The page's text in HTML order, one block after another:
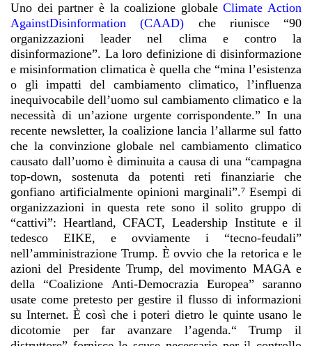
Uno dei partner è la coalizione globaleClimate Action
AgainstDisinformation (CAAD) che riunisce “90
organizzazioni leader nel clima e contro la
disinformazione”. La loro definizione di disinformazione
e misinformation climatica è quella che “mina l’esistenza
o gli impatti del cambiamento climatico, l’influenza
inequivocabile dell’uomo sul cambiamento climatico e la
necessità di un’azione urgente corrispondente.” In una
recente newsletter, la coalizione lancia l’allarme sul fatto
che la convinzione globale nel cambiamento climatico
causato dall’uomo è diminuita a causa di una “campagna
top-down, sostenuta da potenti reti finanziarie che
gonfiano artificialmente opinioni marginali”.⁷ Esempi di
organizzazioni in questa rete sono il solito gruppo di
“cattivi”: Heartland, CFACT, Leadership Institute e il
tedesco EIKE, e ovviamente i “tecno-feudali”
nell’amministrazione Trump. È ovvio che la retorica e le
azioni del Presidente Trump, del movimento MAGA e
della “Coalizione Anti-Democrazia Europea” saranno
usate come pretesto per gestire il flusso di informazioni
su Internet. È così che i poteri dietro le quinte usano le
dicotomie per far avanzare l’agenda.“ Trump il